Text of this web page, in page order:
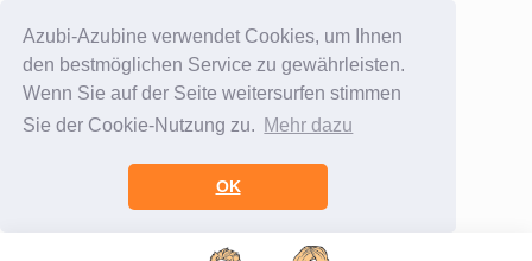
Azubi-Azubine verwendet Cookies, um Ihnen
den bestmöglichen Service zu gewährleisten.
Wenn Sie auf der Seite weitersurfen stimmen
Sie der Cookie-Nutzung zu. Mehr dazu
OK